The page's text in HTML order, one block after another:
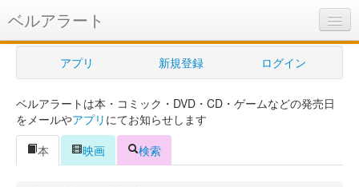
ベルアラート
ベルアラートとは
ヘルプ
新規登録
ログイン
アプリ 新規登録 ログイン
ベルアラートは本・コミック・DVD・CD・ゲームなどの発売日
をメールやアプリ にてお知らせします
本
映画 検索